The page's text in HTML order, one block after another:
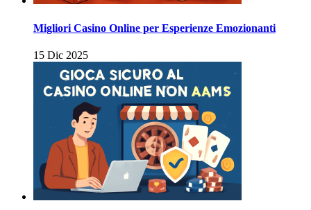
Migliori Casino Online per Esperienze Emozionanti
15 Dic 2025